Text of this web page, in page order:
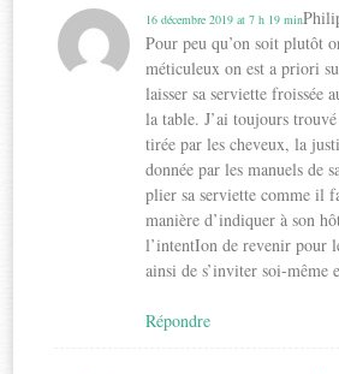
16 décembre 2019 at 7 h 19 min
Pour peu qu’on soit plutôt
méticuleux on est a priori
laisser sa serviette froissée
la table. J’ai toujours
tirée par les cheveux, la
donnée par les manuels de
plier sa serviette comme il
manière d’indiquer à son
l’intentIon de revenir pour
ainsi de s’inviter soi-même
Répondre